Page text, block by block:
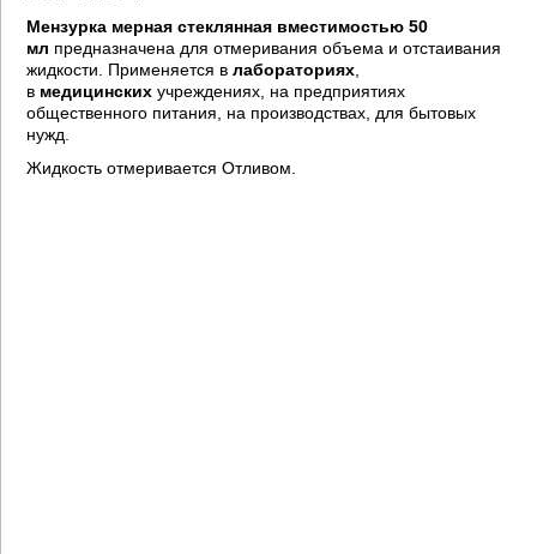
Мензурка мерная стеклянная вместимостью 50
мл предназначена для отмеривания объема и отстаивания
жидкости. Применяется в лабораториях
в медицинских учреждениях, на предприятиях
общественного питания, на производствах, для бытовых
нужд.
Жидкость отмеривается Отливом.